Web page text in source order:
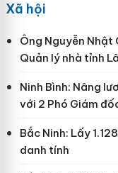
Xã hội
Ông Nguyễn Nhật
Quản lý nhà tỉnh
Ninh Bình: Nâng
với 2 Phó Giám
Bắc Ninh: Lấy
danh tính